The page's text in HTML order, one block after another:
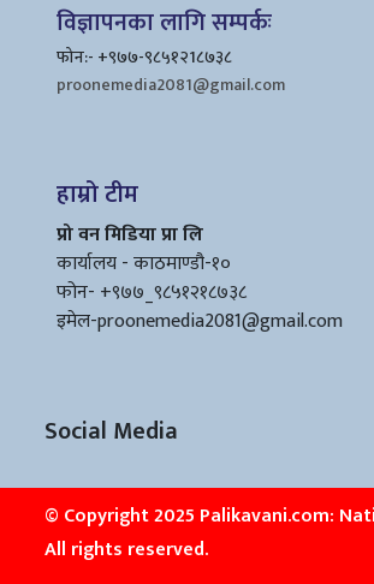
विज्ञापनका लागि सम्पर्कः
फोन:- +९७७-९८५१२1८७३८
proonemedia2081@gmail.com
हाम्रो टीम
प्रो वन मिडिया प्रा लि
कार्यालय - काठमाण्डौ-१०
फोन- +९७७_९८५१२१८७३८
इमेल-proonemedia2081@gmail.com
Social Media
© Copyright 2025 Palikavani.com:
All rights reserved.